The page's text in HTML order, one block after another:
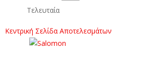
Τελευταία
Κεντρική Σελίδα Αποτελεσμάτων